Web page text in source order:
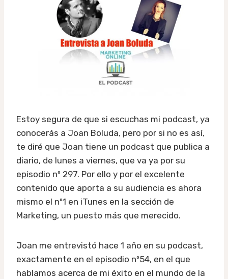
Estoy segura de que si escuchas mi podcast, ya
conocerás a Joan Boluda, pero por si no es así,
te diré que Joan tiene un podcast que publica a
diario, de lunes a viernes, que va ya por su
episodio nº 297. Por ello y por el excelente
contenido que aporta a su audiencia es ahora
mismo el nº1 en iTunes en la sección de
Marketing, un puesto más que merecido.
Joan me entrevistó hace 1 año en su podcast,
exactamente en el episodio nº54, en el que
hablamos acerca de mi éxito en el mundo de la